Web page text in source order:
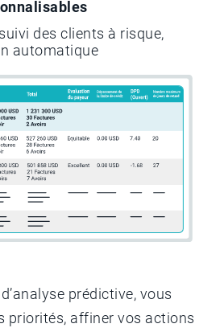
des clients à risque,
automatique
prédictive, vous
priorités, affiner vos actions